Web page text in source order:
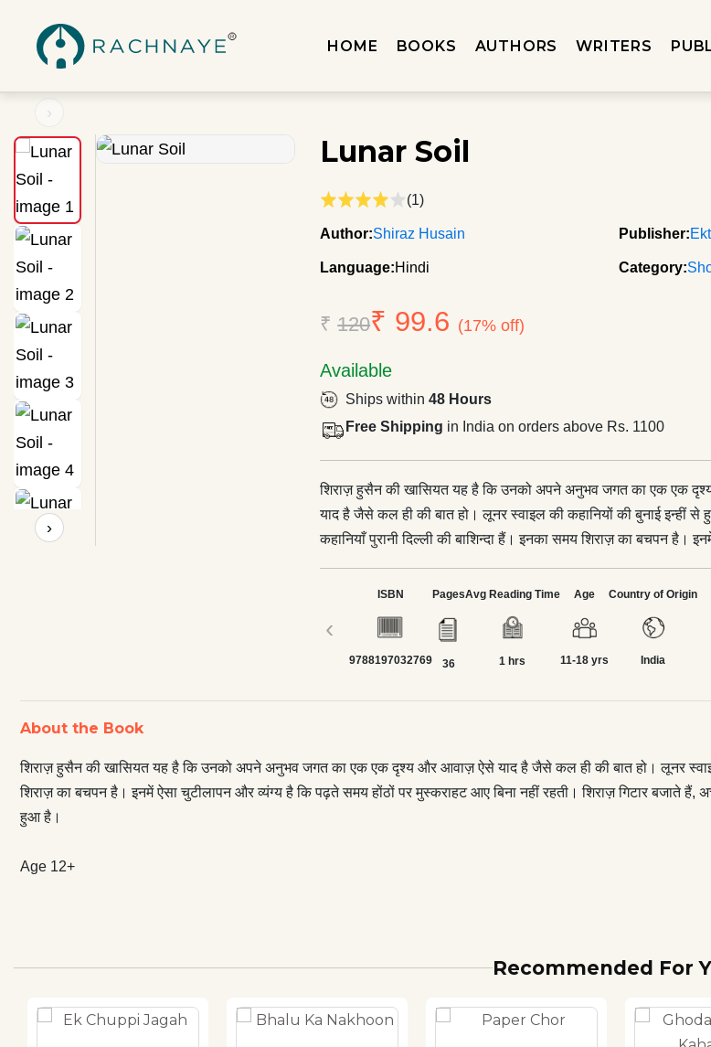
HOME BOOKS AUTHORS WRITERS
›
›
Lunar Soil
(1)
Author:Shiraz Husain Publisher:
Language:Hindi Category:
₹120₹ 99.6 (17% off)
Available
Ships within48 Hours
Free Shipping in India on orders above Rs. 1100
शिराज़ हुसैन की खासियत यह है कि उनको अपने अनुभव जगत का एक एक
याद है जैसे कल ही की बात हो। लूनर स्‍वाइल की कहानियों की बुनाई इन्‍हीं से
कहानियाँ पुरानी दिल्‍ली की बाशिन्‍दा हैं। इनका समय शिराज़ का बचपन है।
अच्‍छी फिल्‍में देखते हैं और चित्र भी बनाते हैं। इन रोशन चीज़ों के असर से
‹
ISBN
9788197032769
Pages
36
Avg Reading Time
1 hrs
Age
11-18 yrs
Country of Origin
India
About the Book
शिराज़ हुसैन की खासियत यह है कि उनको अपने अनुभव जगत का एक एक दृश्‍य और आवाज़ ऐसे याद है जैसे कल ही की बात हो। लूनर स्‍वाइल
शिराज़ का बचपन है। इनमें ऐसा चुटीलापन और व्‍यंग्‍य है कि पढ़ते समय होंठों पर मुस्‍कराहट आए बिना नहीं रहती। शिराज़ गिटार बजाते
हुआ है।
Age 12+
Recommended For